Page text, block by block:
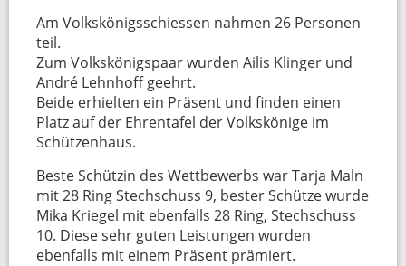
Am Volkskönigsschiessen nahmen 26 Personen
teil.
Zum Volkskönigspaar wurden Ailis Klinger und
André Lehnhoff geehrt.
Beide erhielten ein Präsent und finden einen
Platz auf der Ehrentafel der Volkskönige im
Schützenhaus.
Beste Schützin des Wettbewerbs war Tarja Maln
mit 28 Ring Stechschuss 9, bester Schütze wurde
Mika Kriegel mit ebenfalls 28 Ring, Stechschuss
10. Diese sehr guten Leistungen wurden
ebenfalls mit einem Präsent prämiert.